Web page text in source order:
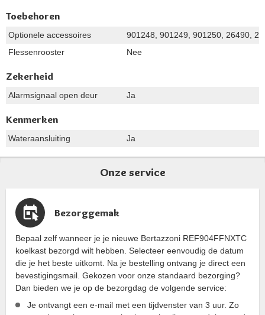
Toebehoren
Optionele accessoires
901248, 901249, 901250, 26490,
Flessenrooster
Nee
Zekerheid
Alarmsignaal open deur Ja
Kenmerken
Wateraansluiting Ja
Onze service
Bezorggemak
Bepaal zelf wanneer je je nieuwe Bertazzoni REF904FFNXTC
koelkast bezorgd wilt hebben. Selecteer eenvoudig de datum
die je het beste uitkomt. Na je bestelling ontvang je direct een
bevestigingsmail. Gekozen voor onze standaard bezorging?
Dan bieden we je op de bezorgdag de volgende service:
Je ontvangt een e-mail met een tijdvenster van 3 uur. Zo